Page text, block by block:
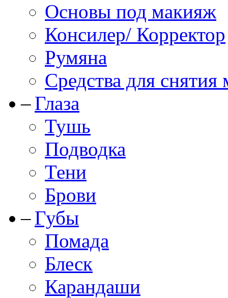
Основы под макияж
Консилер/ Корректор
Румяна
Средства для снятия
Глаза
Тушь
Подводка
Тени
Брови
Губы
Помада
Блеск
Карандаши